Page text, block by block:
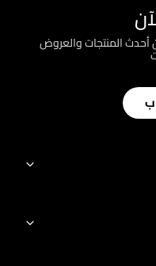
أحدث المنتجات والعروض